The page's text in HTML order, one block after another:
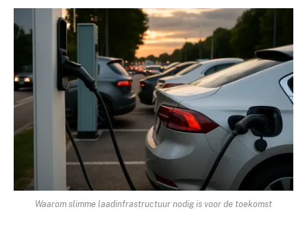
Waarom slimme laadinfrastructuur nodig is voor de toekomst